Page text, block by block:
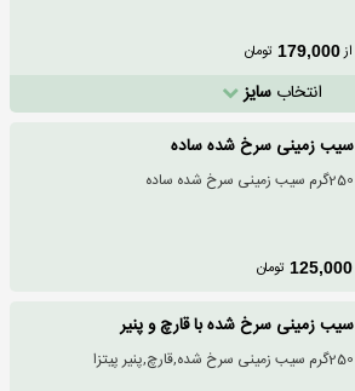
از179,000 تومان
انتخابسایز
سیب زمینی سرخ شده ساده
250گرم سیب زمینی سرخ شده ساده
125,000 تومان
سیب زمینی سرخ شده با قارچ و پنیر
250گرم سیب زمینی سرخ شده,قارچ,پنیر پیتزا